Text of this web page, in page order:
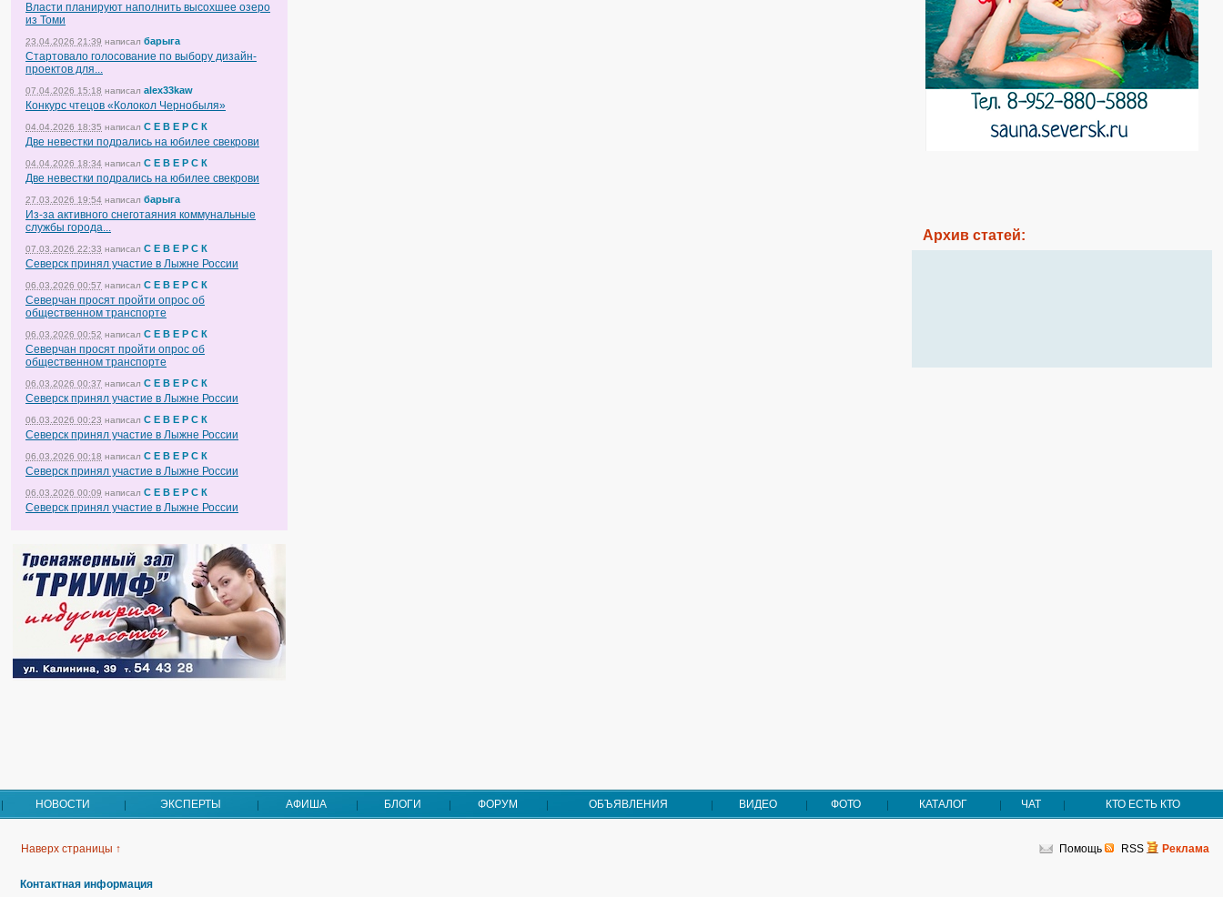
Власти планируют наполнить высохшее озеро
из Томи
23.04.2026 21:39 написал барыга
Стартовало голосование по выбору дизайн-
проектов для...
07.04.2026 15:18 написал alex33kaw
Конкурс чтецов «Колокол Чернобыля»
04.04.2026 18:35 написал С Е В Е Р С К
Две невестки подрались на юбилее свекрови
04.04.2026 18:34 написал С Е В Е Р С К
Две невестки подрались на юбилее свекрови
27.03.2026 19:54 написал барыга
Из-за активного снеготаяния коммунальные
службы города...
07.03.2026 22:33 написал С Е В Е Р С К
Северск принял участие в Лыжне России
06.03.2026 00:57 написал С Е В Е Р С К
Северчан просят пройти опрос об
общественном транспорте
06.03.2026 00:52 написал С Е В Е Р С К
Северчан просят пройти опрос об
общественном транспорте
06.03.2026 00:37 написал С Е В Е Р С К
Северск принял участие в Лыжне России
06.03.2026 00:23 написал С Е В Е Р С К
Северск принял участие в Лыжне России
06.03.2026 00:18 написал С Е В Е Р С К
Северск принял участие в Лыжне России
06.03.2026 00:09 написал С Е В Е Р С К
Северск принял участие в Лыжне России
Архив статей:
НОВОСТИ ЭКСПЕРТЫ АФИША БЛОГИ ФОРУМ ОБЪЯВЛЕНИЯ ВИДЕО ФОТО КАТАЛОГ ЧАТ КТО ЕСТЬ КТО
Помощь RSS Реклама
Наверх страницы ↑
Контактная информация